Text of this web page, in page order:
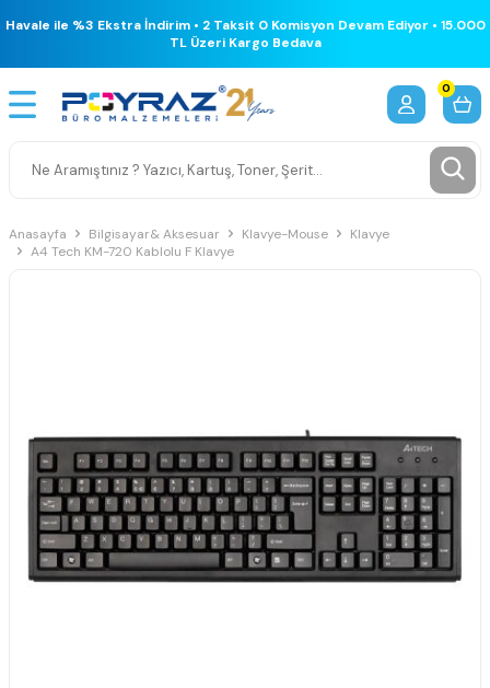
Havale ile %3 Ekstra İndirim • 2 Taksit 0 Komisyon Devam Ediyor • 15.000
TL Üzeri Kargo Bedava
0
Anasayfa Bilgisayar& Aksesuar Klavye-Mouse
Klavye
A4 Tech KM-720 Kablolu F Klavye